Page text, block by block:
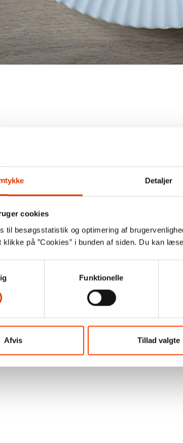
Detaljer
cookies
til besøgsstatistik og optimering af
på ”Cookies” i bunden af siden. Du kan
Funktionelle
Afvis Tillad valgte